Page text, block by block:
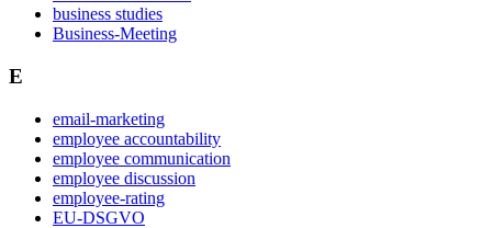
business studies
Business-Meeting
E
email-marketing
employee accountability
employee communication
employee discussion
employee-rating
EU-DSGVO